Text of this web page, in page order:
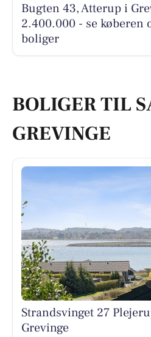
Bugten 43, Atterup i
2.400.000 - se køberen
boliger
BOLIGER TIL
GREVINGE
Strandsvinget 27
Grevinge